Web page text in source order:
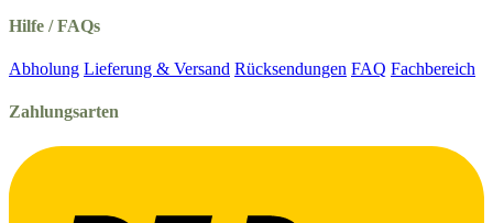
Hilfe / FAQs
Abholung Lieferung & Versand Rücksendungen FAQ Fachbereich
Zahlungsarten